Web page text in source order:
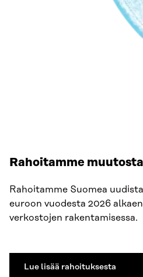
Rahoitamme muutosta
Rahoitamme Suomea
euroon vuodesta 2026
verkostojen rakentamisessa.
Lue lisää rahoituksesta